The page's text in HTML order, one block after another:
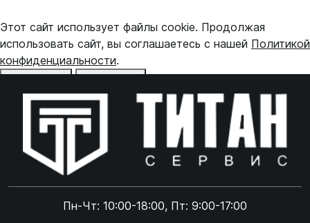
Пн-Чт: 10:00-18:00, Пт: 9:00-17:00
Этот сайт использует файлы cookie. Продолжая
использовать сайт, вы соглашаетесь с нашей Политикой
конфиденциальности.
Online чат
Online чат